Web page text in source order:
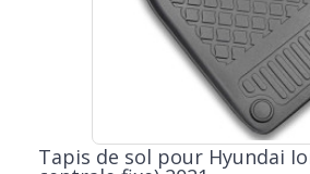
Tapis de sol pour Hyundai